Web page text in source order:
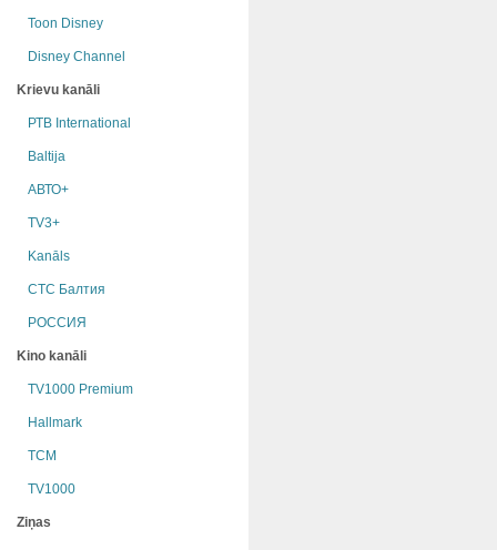
Toon Disney
Disney Channel
Krievu kanāli
РТB International
Baltija
АВТО+
TV3+
Kanāls
СТС Балтия
РОССИЯ
Kino kanāli
TV1000 Premium
Hallmark
TCM
TV1000
Ziņas